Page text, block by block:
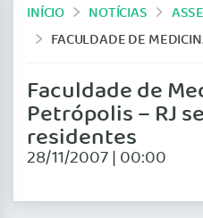
INÍCIO NOTÍCIAS
FACULDADE DE MEDICINA DE PETRÓPOLIS – RJ SELECIONA
Faculdade de
Petrópolis – RJ
residentes
28/11/2007 | 00:00